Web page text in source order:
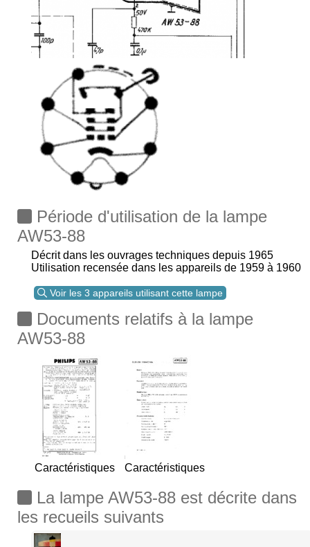
Période d'utilisation de la lampe
AW53-88
Décrit dans les ouvrages techniques depuis 1965
Utilisation recensée dans les appareils de 1959 à 1960
Voir les 3 appareils utilisant cette lampe
Documents relatifs à la lampe
AW53-88
Caractéristiques Caractéristiques
La lampe AW53-88 est décrite dans
les recueils suivants